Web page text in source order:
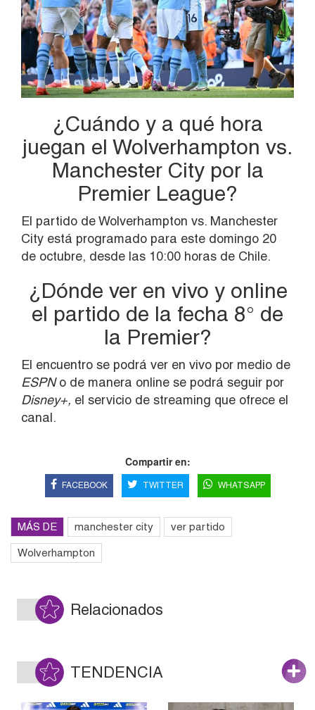
¿Cuándo y a qué hora
juegan el Wolverhampton vs.
Manchester City por la
Premier League?
El partido de Wolverhampton vs. Manchester
City está programado para este domingo 20
de octubre, desde las 10:00 horas de Chile.
¿Dónde ver en vivo y online
el partido de la fecha 8° de
la Premier?
El encuentro se podrá ver en vivo por medio de
ESPNo de manera online se podrá seguir por
Disney+, el servicio de streaming que ofrece el
canal.
Compartir en:
FACEBOOK TWITTER WHATSAPP
MÁS DE manchester city ver partido
Wolverhampton
Relacionados
TENDENCIA